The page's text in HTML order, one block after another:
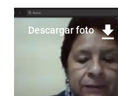
Descargar foto